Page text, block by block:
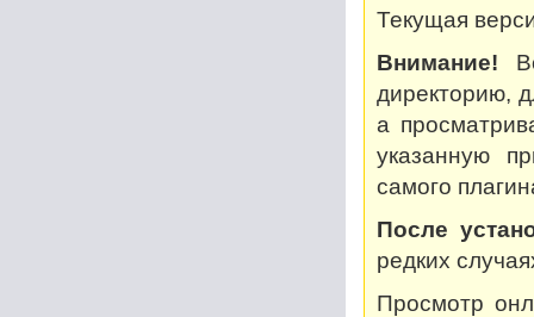
Текущая
Внимание!
директорию,
а
указанную
самого
После
редких
Просмотр